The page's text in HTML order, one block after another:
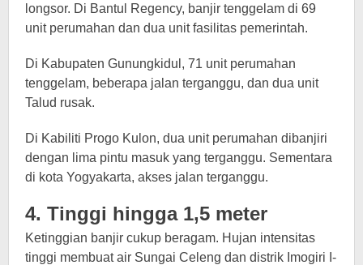
longsor. Di Bantul Regency, banjir tenggelam di 69
unit perumahan dan dua unit fasilitas pemerintah.
Di Kabupaten Gunungkidul, 71 unit perumahan
tenggelam, beberapa jalan terganggu, dan dua unit
Talud rusak.
Di Kabiliti Progo Kulon, dua unit perumahan dibanjiri
dengan lima pintu masuk yang terganggu. Sementara
di kota Yogyakarta, akses jalan terganggu.
4. Tinggi hingga 1,5 meter
Ketinggian banjir cukup beragam. Hujan intensitas
tinggi membuat air Sungai Celeng dan distrik Imogiri I-